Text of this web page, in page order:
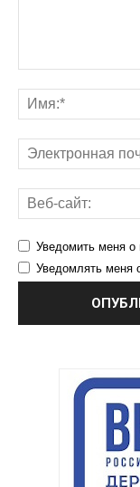
Уведомить меня о
Уведомлять меня